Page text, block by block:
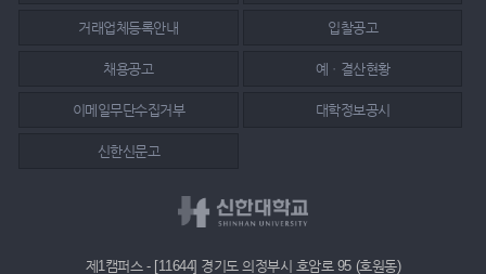
거래업체등록안내 입찰공고
채용공고 예ㆍ결산현황
이메일무단수집거부 대학정보공시
신한신문고
제1캠퍼스 - [11644] 경기도 의정부시 호암로 95 (호원동)